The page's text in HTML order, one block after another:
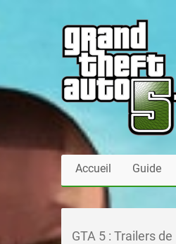
Accueil Guide
GTA 5 : Trailers